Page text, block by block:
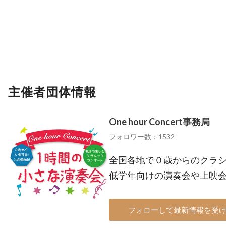
主催者団体情報
One hour Concert事務局
フォロワー数：1532
全国各地で０歳からのクラ
低学年向けの演奏会や上映
フォローして最新情報を受